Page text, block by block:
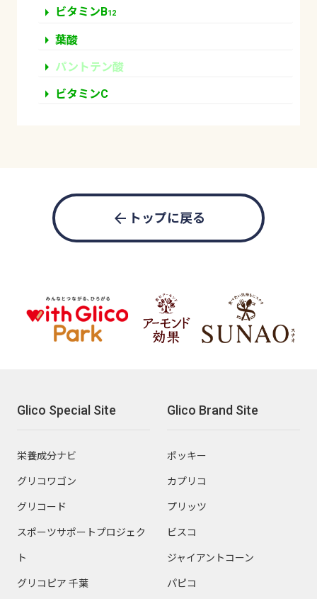
arrow_right ビタミンB12
arrow_right 葉酸
arrow_right パントテン酸
arrow_right ビタミンC
arrow_back トップに戻る
Glico Special Site
栄養成分ナビ
グリコワゴン
グリコード
スポーツサポートプロジェク
ト
グリコピア 千葉
Glico Brand Site
ポッキー
カプリコ
プリッツ
ビスコ
ジャイアントコーン
パピコ